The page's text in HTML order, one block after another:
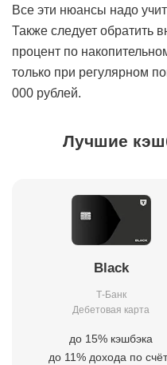
Все эти нюансы надо
Также следует обратить
процент по
только при регулярном
000 рублей.
Лучшие
Black
Т-Банк
Дебетовая карта
до 15% кэшбэка
до 11% дохода по